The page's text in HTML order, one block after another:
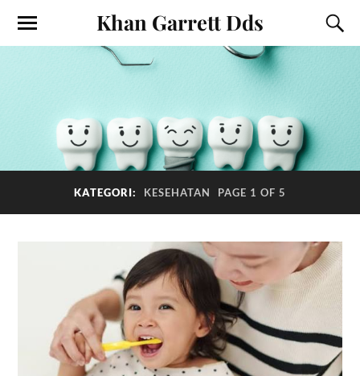
Khan Garrett Dds
KATEGORI: KESEHATAN PAGE 1 OF 5